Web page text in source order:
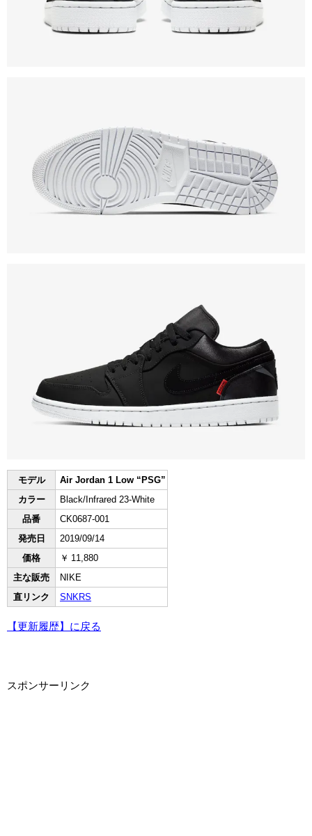
モデル
Air Jordan 1 Low “PSG”
カラー
Black/Infrared 23-White
品番
CK0687-001
発売日
2019/09/14
価格
￥ 11,880
主な販売
NIKE
直リンク
SNKRS
【更新履歴】に戻る
スポンサーリンク